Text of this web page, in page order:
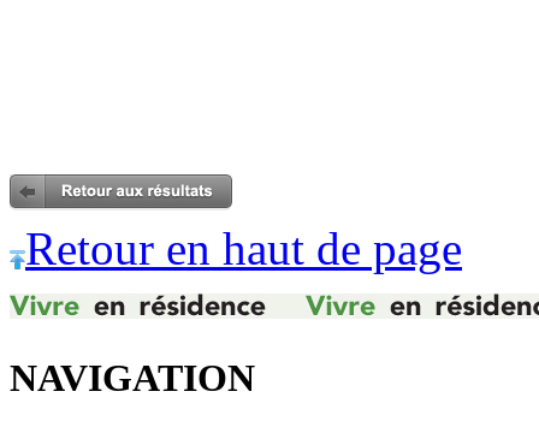
Retour en haut de page
NAVIGATION